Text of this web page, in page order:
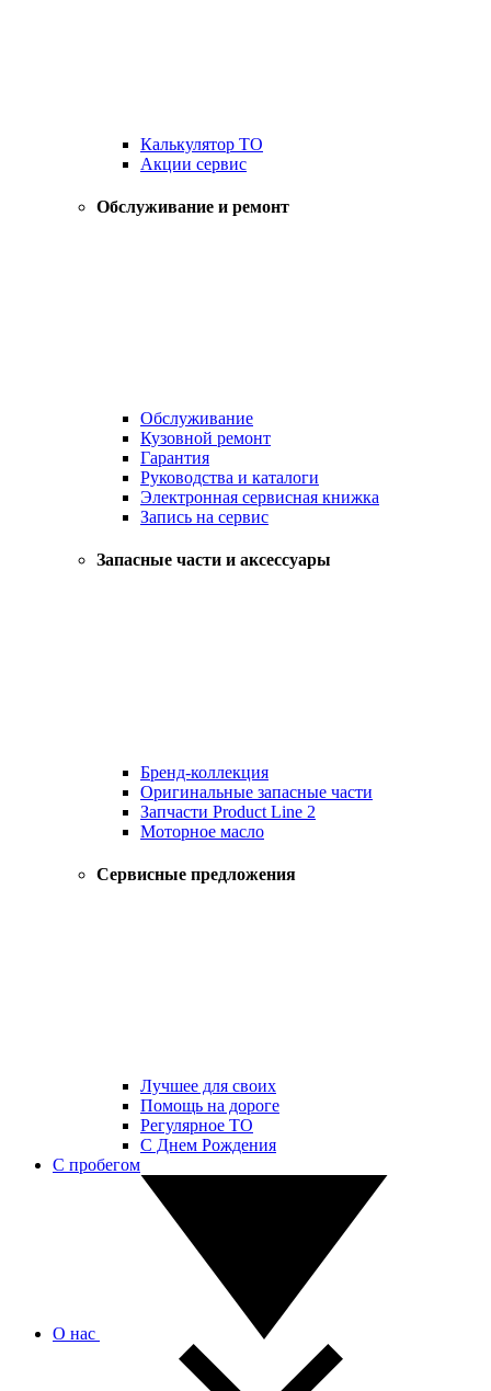
Калькулятор ТО
Акции сервис
Обслуживание и ремонт
Обслуживание
Кузовной ремонт
Гарантия
Руководства и каталоги
Электронная сервисная книжка
Запись на сервис
Запасные части и аксессуары
Бренд-коллекция
Оригинальные запасные части
Запчасти Product Line 2
Моторное масло
Сервисные предложения
Лучшее для своих
Помощь на дороге
Регулярное ТО
С Днем Рождения
С пробегом
О нас